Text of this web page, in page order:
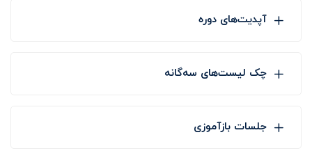
آپدیت‌های دوره
چک لیست‌های سه‌گانه
جلسات بازآموزی